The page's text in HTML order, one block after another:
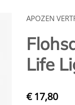
APOZEN
Life
€ 17,80